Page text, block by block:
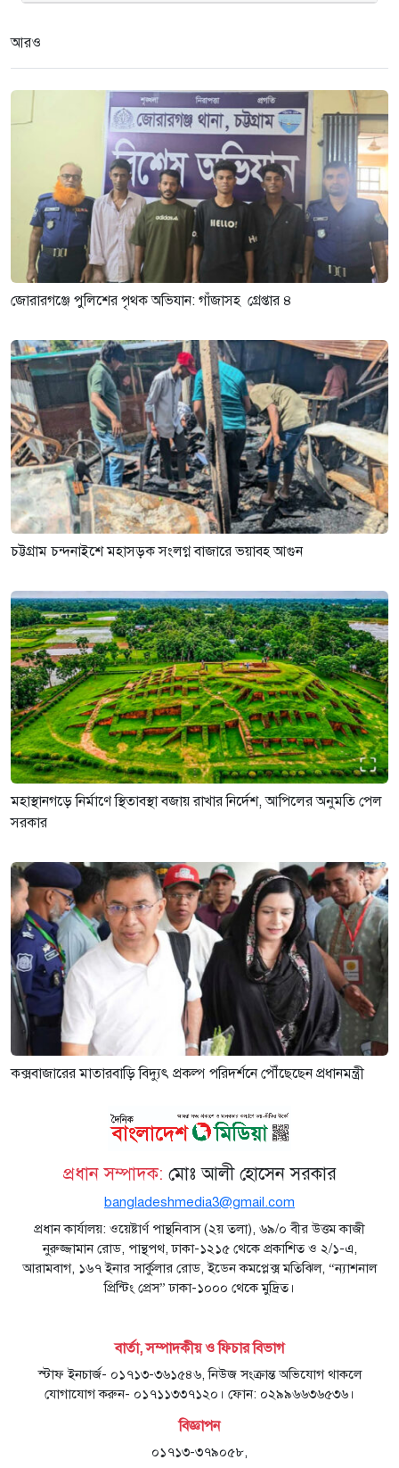
আরও
জোরারগঞ্জে পুলিশের পৃথক অভিযান: গাঁজাসহ গ্রেপ্তার ৪
চট্টগ্রাম চন্দনাইশে মহাসড়ক সংলগ্ন বাজারে ভয়াবহ আগুন
মহাস্থানগড়ে নির্মাণে স্থিতাবস্থা বজায় রাখার নির্দেশ, আপিলের অনুমতি পেল
সরকার
কক্সবাজারের মাতারবাড়ি বিদ্যুৎ প্রকল্প পরিদর্শনে পৌঁছেছেন প্রধানমন্ত্রী
প্রধান সম্পাদক: মোঃ আলী হোসেন সরকার
bangladeshmedia3@gmail.com
প্রধান কার্যালয়: ওয়েষ্টার্ণ পান্থনিবাস (২য় তলা), ৬৯/০ বীর উত্তম কাজী
নুরুজ্জামান রোড, পান্থপথ, ঢাকা-১২১৫ থেকে প্রকাশিত ও ২/১-এ,
আরামবাগ, ১৬৭ ইনার সার্কুলার রোড, ইডেন কমপ্লেক্স মতিঝিল, “ন্যাশনাল
প্রিন্টিং প্রেস” ঢাকা-১০০০ থেকে মুদ্রিত।
বার্তা, সম্পাদকীয় ও ফিচার বিভাগ
স্টাফ ইনচার্জ- ০১৭১৩-৩৬১৫৪৬, নিউজ সংক্রান্ত অভিযোগ থাকলে
যোগাযোগ করুন- ০১৭১১৩৩৭১২০। ফোন: ০২৯৯৬৬৩৬৫৩৬।
বিজ্ঞাপন
০১৭১৩-৩৭৯০৫৮,